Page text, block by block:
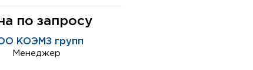
по запросу
КОЭМЗ групп
Менеджер